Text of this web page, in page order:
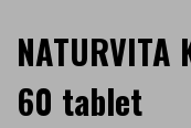
60 tablet